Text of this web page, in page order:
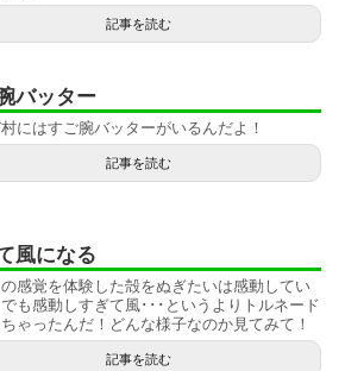
記事を読む
バッター
にはすご腕バッターがいるんだよ！
記事を読む
風になる
感覚を体験した殻をぬぎたいは感動してい
も感動しすぎて風･･･というよりトルネード
ゃったんだ！どんな様子なのか見てみて！
記事を読む